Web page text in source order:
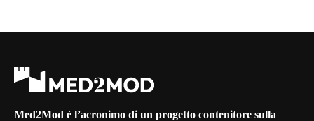
Med2Mod è l’acronimo di un progetto contenitore sulla